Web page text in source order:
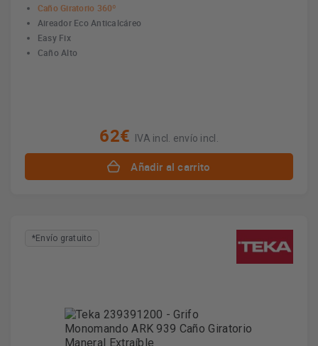
Caño Giratorio 360º
Aireador Eco Anticalcáreo
Easy Fix
Caño Alto
62€ IVA incl. envío incl.
Añadir al carrito
*Envío gratuito